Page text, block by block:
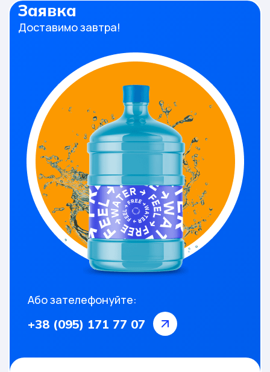
Заявка
Доставимо завтра!
Або зателефонуйте:
+38 (095) 171 77 07